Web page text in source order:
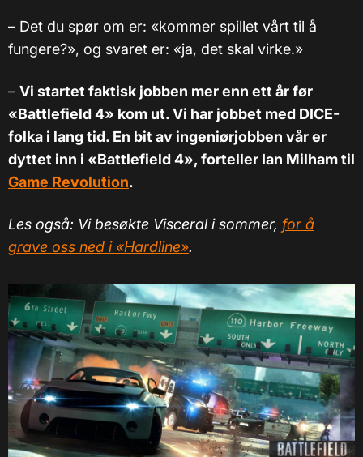
– Det du spør om er: «kommer spillet vårt til å
fungere?», og svaret er: «ja, det skal virke.»
– Vi startet faktisk jobben mer enn ett år før
«Battlefield 4» kom ut. Vi har jobbet med DICE-
folka i lang tid. En bit av ingeniørjobben vår er
dyttet inn i «Battlefield 4», forteller Ian Milham til
Game Revolution.
Les også: Vi besøkte Visceral i sommer, for å
grave oss ned i «Hardline».